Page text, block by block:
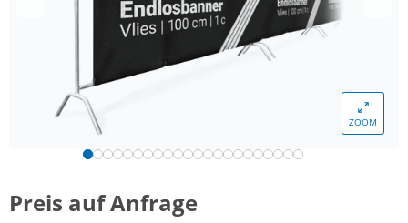
ZOOM
Preis auf Anfrage